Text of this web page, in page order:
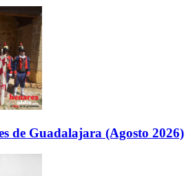
de Guadalajara (Agosto 2026)